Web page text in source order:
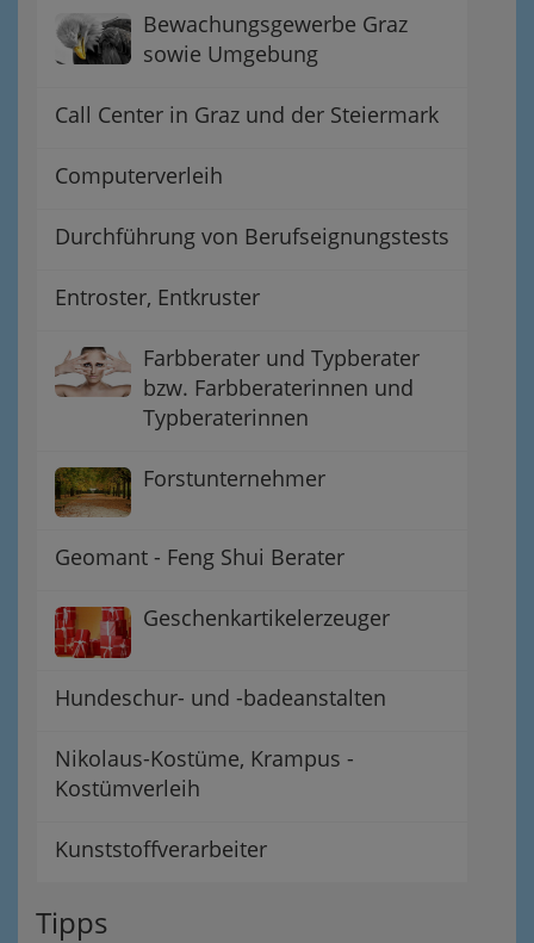
Bewachungsgewerbe Graz
sowie Umgebung
Call Center in Graz und der Steiermark
Computerverleih
Durchführung von Berufseignungstests
Entroster, Entkruster
Farbberater und Typberater
bzw. Farbberaterinnen und
Typberaterinnen
Forstunternehmer
Geomant - Feng Shui Berater
Geschenkartikelerzeuger
Hundeschur- und -badeanstalten
Nikolaus-Kostüme, Krampus -
Kostümverleih
Kunststoffverarbeiter
Tipps